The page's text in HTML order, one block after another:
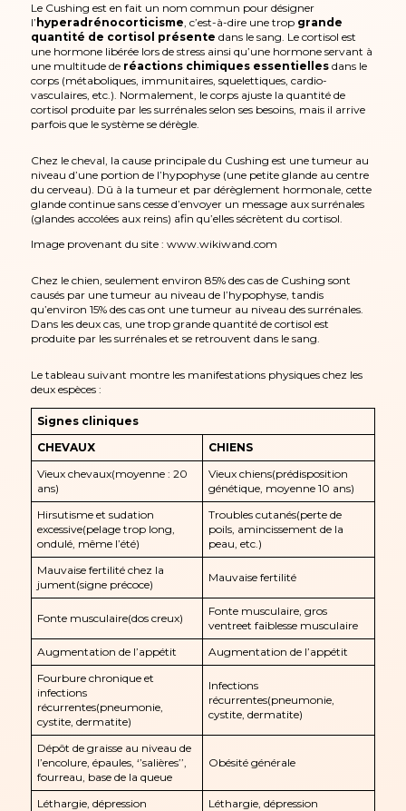
Le Cushing est en fait un nom commun pour désigner
l’ hyperadrénocorticisme, c’est-à-dire une trop grande
quantité de cortisol présente dans le sang. Le cortisol est
une hormone libérée lors de stress ainsi qu’une hormone servant à
une multitude de réactions chimiques essentiellesdans le
corps (métaboliques, immunitaires, squelettiques, cardio-
vasculaires, etc.). Normalement, le corps ajuste la quantité de
cortisol produite par les surrénales selon ses besoins, mais il arrive
parfois que le système se dérègle.
Chez le cheval, la cause principale du Cushing est une tumeur au
niveau d’une portion de l’hypophyse (une petite glande au centre
du cerveau). Dû à la tumeur et par dérèglement hormonale, cette
glande continue sans cesse d’envoyer un message aux surrénales
(glandes accolées aux reins) afin qu’elles sécrètent du cortisol.
Image provenant du site : www.wikiwand.com
Chez le chien, seulement environ 85% des cas de Cushing sont
causés par une tumeur au niveau de l’hypophyse, tandis
qu’environ 15% des cas ont une tumeur au niveau des surrénales.
Dans les deux cas, une trop grande quantité de cortisol est
produite par les surrénales et se retrouvent dans le sang.
Le tableau suivant montre les manifestations physiques chez les
deux espèces :
Signes cliniques
CHEVAUX
CHIENS
Vieux chevaux(moyenne : 20
ans)
Vieux chiens(prédisposition
génétique, moyenne 10 ans)
Hirsutisme et sudation
excessive(pelage trop long,
ondulé, même l’été)
Troubles cutanés(perte de
poils, amincissement de la
peau, etc.)
Mauvaise fertilité chez la
jument(signe précoce)
Mauvaise fertilité
Fonte musculaire(dos creux)
Fonte musculaire, gros
ventreet faiblesse musculaire
Augmentation de l’appétit
Augmentation de l’appétit
Fourbure chronique et
infections
récurrentes(pneumonie,
cystite, dermatite)
Infections
récurrentes(pneumonie,
cystite, dermatite)
Dépôt de graisse au niveau de
l’encolure, épaules, ‘’salières’’,
fourreau, base de la queue
Obésité générale
Léthargie, dépression
Léthargie, dépression